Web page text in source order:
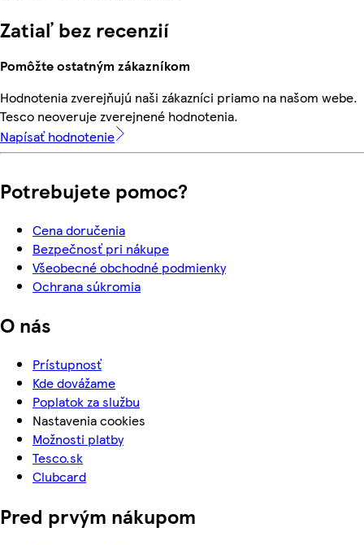
Zatiaľ bez recenzií
Pomôžte ostatným zákazníkom
Hodnotenia zverejňujú naši zákazníci priamo na našom webe.
Tesco neoveruje zverejnené hodnotenia.
Napísať hodnotenie
Potrebujete pomoc?
Cena doručenia
Bezpečnosť pri nákupe
Všeobecné obchodné podmienky
Ochrana súkromia
O nás
Prístupnosť
Kde dovážame
Poplatok za službu
Nastavenia cookies
Možnosti platby
Tesco.sk
Clubcard
Pred prvým nákupom